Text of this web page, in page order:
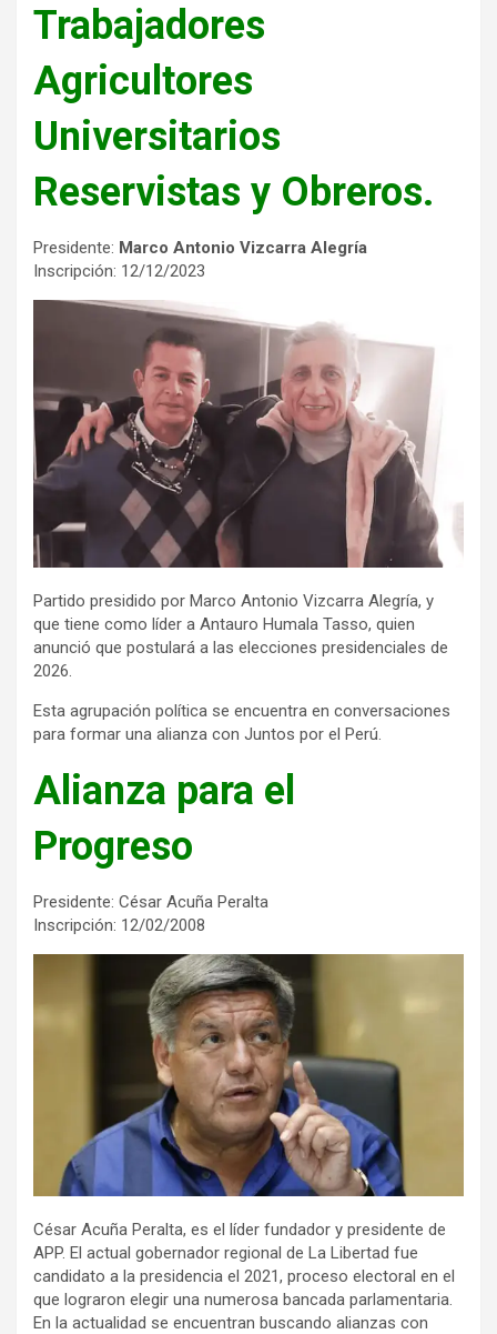
Trabajadores
Agricultores
Universitarios
Reservistas y Obreros.
Presidente: Marco Antonio Vizcarra Alegría
Inscripción: 12/12/2023
Partido presidido por Marco Antonio Vizcarra Alegría, y
que tiene como líder a Antauro Humala Tasso, quien
anunció que postulará a las elecciones presidenciales de
2026.
Esta agrupación política se encuentra en conversaciones
para formar una alianza con Juntos por el Perú.
Alianza para el
Progreso
Presidente: César Acuña Peralta
Inscripción: 12/02/2008
César Acuña Peralta, es el líder fundador y presidente de
APP. El actual gobernador regional de La Libertad fue
candidato a la presidencia el 2021, proceso electoral en el
que lograron elegir una numerosa bancada parlamentaria.
En la actualidad se encuentran buscando alianzas con